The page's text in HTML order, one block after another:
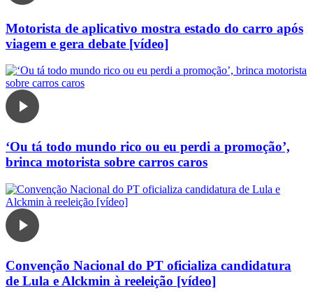
Motorista de aplicativo mostra estado do carro após
viagem e gera debate [vídeo]
‘Ou tá todo mundo rico ou eu perdi a promoção’,
brinca motorista sobre carros caros
Convenção Nacional do PT oficializa candidatura
de Lula e Alckmin à reeleição [vídeo]